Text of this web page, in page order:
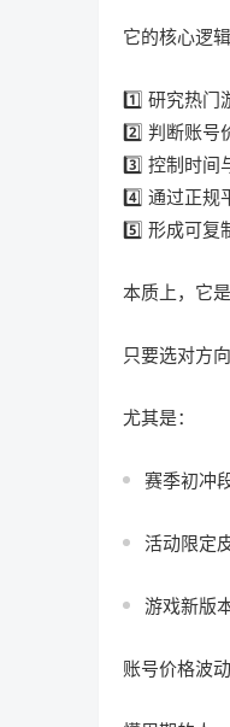
它的核心逻
1️⃣ 研究热门
2️⃣ 判断账号
3️⃣ 控制时间
4️⃣ 通过正规
5️⃣ 形成可复
本质上，它是
只要选对方
尤其是：
赛季初冲
活动限定
游戏新版
账号价格波动